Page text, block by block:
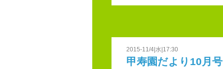
2015-11/4|水|17:30
甲寿園だより10月号